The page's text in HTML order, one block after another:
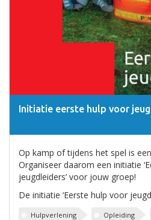
Initiatie eerste hulp voor
Op kamp of tijdens het spel is
Organiseer daarom een initiatie
jeugdleiders’ voor jouw groep!
De initiatie ‘Eerste hulp voor
Hulpverlening Opleiding